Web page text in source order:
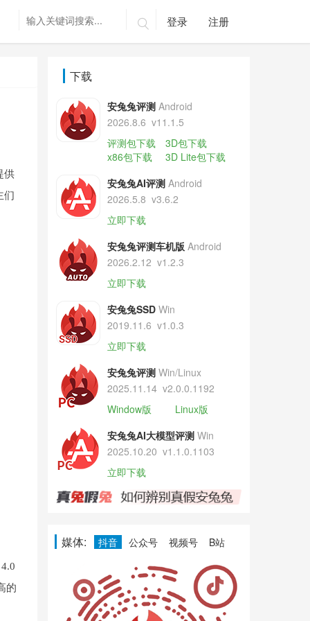
 登录 注册
供
们
的
下载
安兔兔评测 Android
2026.8.6 v11.1.5
评测包下载
3D包下载
x86包下载
3D Lite包下载
安兔兔AI评测 Android
2026.5.8 v3.6.2
立即下载
安兔兔评测车机版 Android
2026.2.12 v1.2.3
立即下载
安兔兔SSD Win
2019.11.6 v1.0.3
立即下载
安兔兔评测 Win/Linux
2025.11.14 v2.0.0.1192
Window版
Linux版
安兔兔AI大模型评测 Win
2025.10.20 v1.1.0.1103
立即下载
媒体: 抖音 公众号 视频号 B站